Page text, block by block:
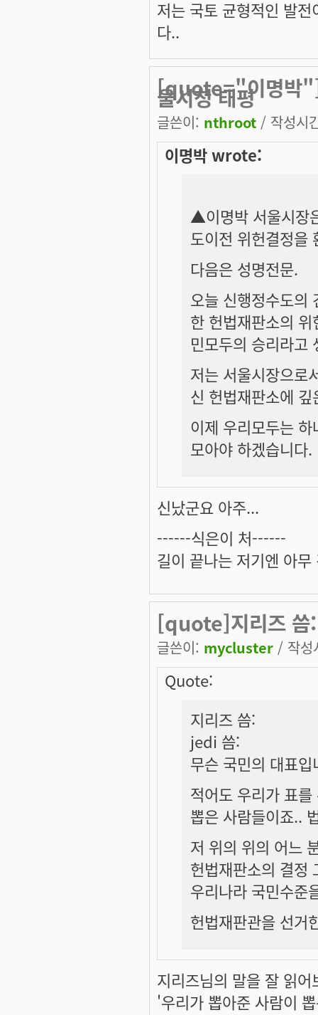
저는 국토 균형적인 발
다..
[quote="이명박
울시청 태평
글쓴이: nthroot / 작성시
이명박 wrote:
▲이명박 서울시장
도이전 위헌결정을
다음은 성명전문.
오늘 신행정수도의
한 헌법재판소의
민모두의 승리라고
저는 서울시장으로
신 헌법재판소에
이제 우리모두는
모아야 하겠습니다.
신났군요 아주...
------식은이 처------
길이 끝나는 저기엔 아
[quote]지리즈 씀
글쓴이: mycluster / 작
Quote:
지리즈 씀:
jedi 씀:
무슨 국민의 대표
적어도 우리가 표
뽑은 사람들이죠..
저 위의 위의 어느
헌법재판소의 결정
우리나라 국민수준
헌법재판관을 선거
지리즈님의 말을 잘 읽어
'우리가 뽑아준 사람이